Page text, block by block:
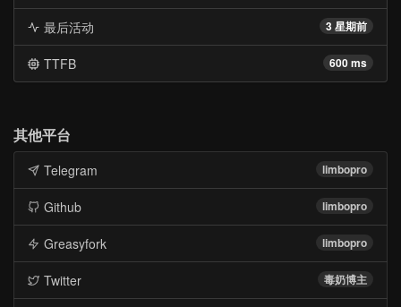
3 星期前
最后活动
600 ms
TTFB
其他平台
limbopro
Telegram
limbopro
Github
limbopro
Greasyfork
毒奶博主
Twitter